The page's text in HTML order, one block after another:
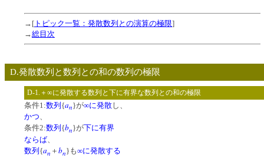
→[ トピック一覧：発散数列との演算の極限]
→総目次
D.発散数列と数列との和の数列の極限
D-1.＋∞に発散する数列と下に有界な数列との和の極限
条件1:数列{an}が∞に発散し、
かつ、
条件2:数列 {bn}が下に有界
ならば
数列 {an ＋ bn}も∞に発散する